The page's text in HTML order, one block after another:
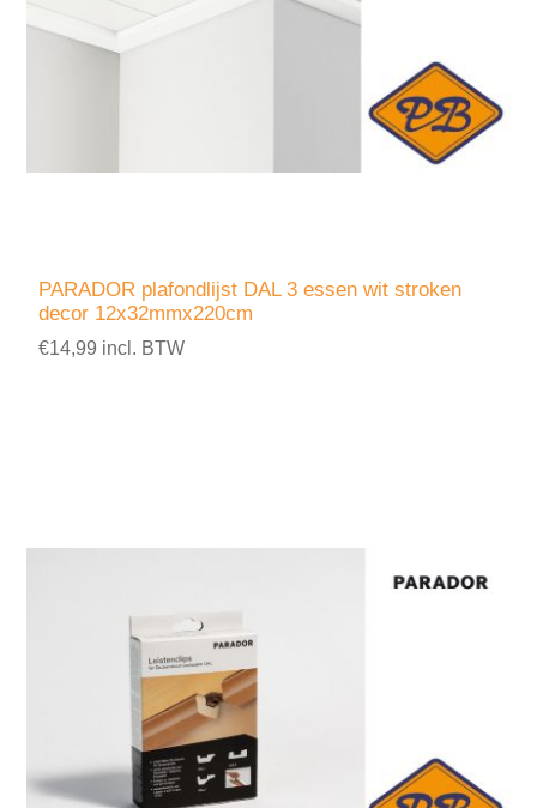
PARADOR plafondlijst DAL 3 essen wit stroken
decor 12x32mmx220cm
€14,99 incl. BTW